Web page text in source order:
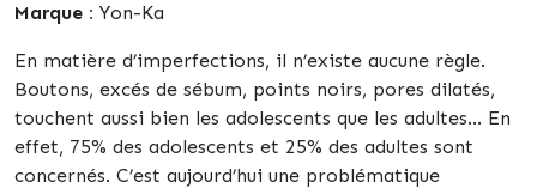
Marque : Yon-Ka
En matière d’imperfections, il n’existe aucune règle.
Boutons, excés de sébum, points noirs, pores dilatés,
touchent aussi bien les adolescents que les adultes… En
effet, 75% des adolescents et 25% des adultes sont
concernés. C’est aujourd’hui une problématique